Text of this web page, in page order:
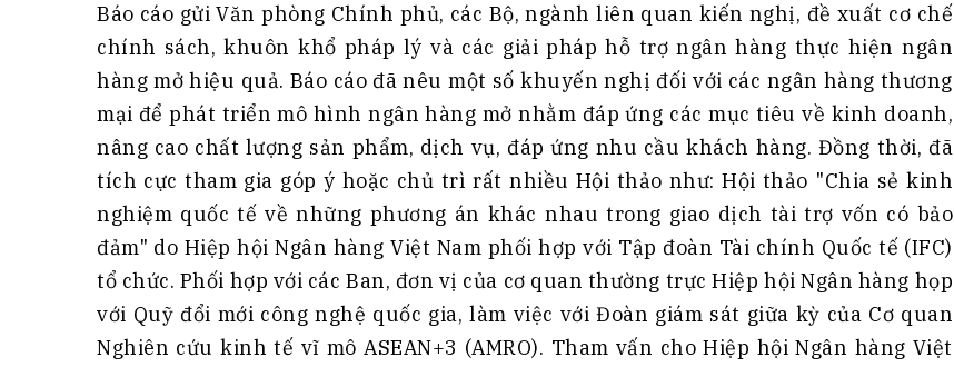
Báo cáo gửi Văn phòng Chính phủ, các Bộ, ngành liên quan kiến nghị, đề xuất cơ chế
chính sách, khuôn khổ pháp lý và các giải pháp hỗ trợ ngân hàng thực hiện ngân
hàng mở hiệu quả. Báo cáo đã nêu một số khuyến nghị đối với các ngân hàng thương
mại để phát triển mô hình ngân hàng mở nhằm đáp ứng các mục tiêu về kinh doanh,
nâng cao chất lượng sản phẩm, dịch vụ, đáp ứng nhu cầu khách hàng. Đồng thời, đã
tích cực tham gia góp ý hoặc chủ trì rất nhiều Hội thảo như: Hội thảo "Chia sẻ kinh
nghiệm quốc tế về những phương án khác nhau trong giao dịch tài trợ vốn có bảo
đảm" do Hiệp hội Ngân hàng Việt Nam phối hợp với Tập đoàn Tài chính Quốc tế (IFC)
tổ chức. Phối hợp với các Ban, đơn vị của cơ quan thường trực Hiệp hội Ngân hàng họp
với Quỹ đổi mới công nghệ quốc gia, làm việc với Đoàn giám sát giữa kỳ của Cơ quan
Nghiên cứu kinh tế vĩ mô ASEAN+3 (AMRO). Tham vấn cho Hiệp hội Ngân hàng Việt